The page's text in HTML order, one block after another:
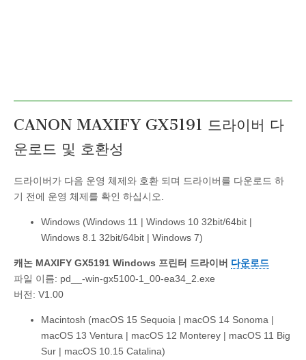
CANON MAXIFY GX5191 드라이버 다
운로드 및 호환성
드라이버가 다음 운영 체제와 호환 되며 드라이버를 다운로드 하
기 전에 운영 체제를 확인 하십시오.
Windows (Windows 11 | Windows 10 32bit/64bit |
Windows 8.1 32bit/64bit | Windows 7)
캐논 MAXIFY GX5191 Windows 프린터 드라이버 다운로드
파일 이름: pd__-win-gx5100-1_00-ea34_2.exe
버전: V1.00
Macintosh (macOS 15 Sequoia | macOS 14 Sonoma |
macOS 13 Ventura | macOS 12 Monterey | macOS 11 Big
Sur | macOS 10.15 Catalina)